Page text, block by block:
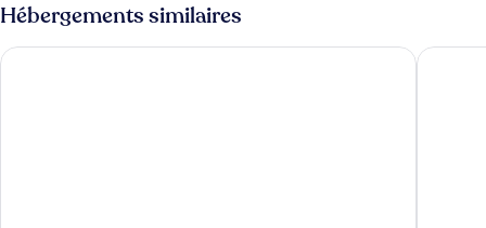
Garden
View
de
Superior
Hébergements similaires
Hyatt Regency Kotor Bay Resort Lazure